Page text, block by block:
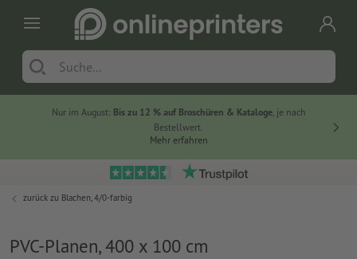
Nur im August: Bis zu 12 % auf Broschüren & Kataloge, je nach
Bestellwert.
Mehr erfahren
zurück zu Blachen, 4/0-farbig
PVC-Planen, 400 x 100 cm